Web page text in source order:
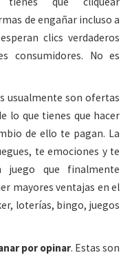
de engañar incluso a
clics verdaderos
consumidores. No es
usualmente son ofertas
lo que tienes que hacer
de ello te pagan. La
te emociones y te
que finalmente
mayores ventajas en el
loterías, bingo, juegos
por opinar. Estas son